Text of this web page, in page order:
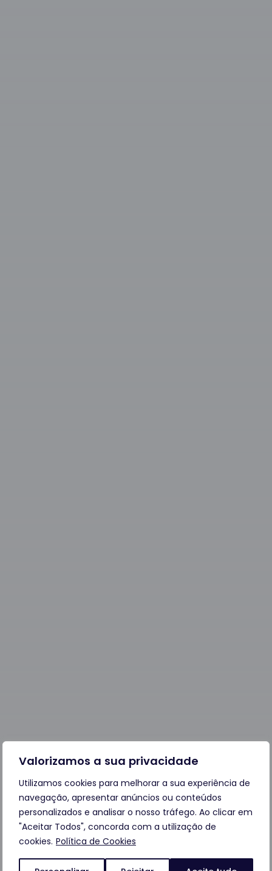
Valorizamos a sua privacidade
Utilizamos cookies para melhorar a sua experiência de
navegação, apresentar anúncios ou conteúdos
personalizados e analisar o nosso tráfego. Ao clicar em
"Aceitar Todos", concorda com a utilização de
cookies. Política de Cookies